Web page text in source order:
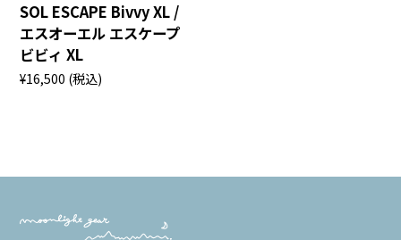
SOL ESCAPE Bivvy XL /
エスオーエル エスケープ
ビビィ XL
¥16,500 (税込)